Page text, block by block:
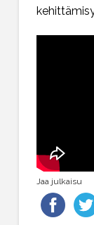
Jaa julkaisu